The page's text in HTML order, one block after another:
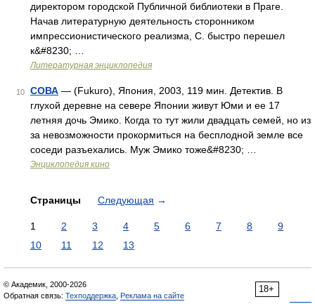
директором городской Публичной библиотеки в Праге.
Начав литературную деятельность сторонником
импрессионистического реализма, С. быстро перешел
к&#8230; …
Литературная энциклопедия
10 СОВА — (Fukuro), Япония, 2003, 119 мин. Детектив. В
глухой деревне на севере Японии живут Юми и ее 17
летняя дочь Эмико. Когда то тут жили двадцать семей, но из
за невозможности прокормиться на бесплодной земле все
соседи разъехались. Муж Эмико тоже&#8230; …
Энциклопедия кино
Страницы Следующая →
1 2 3 4 5 6 7 8
9
10
11 12 13
18+
© Академик, 2000-2026
Обратная связь: Техподдержка Реклама на сайте